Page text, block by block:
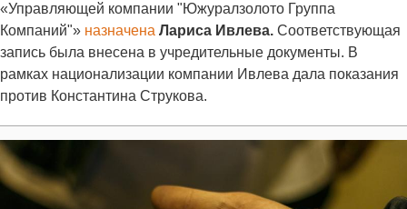
«Управляющей компании "Южуралзолото Группа
Компаний"» назначена Лариса Ивлева. Соответствующая
запись была внесена в учредительные документы. В
рамках национализации компании Ивлева дала показания
против Константина Струкова.